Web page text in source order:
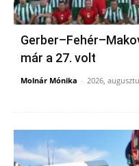
már a 27. volt
Molnár Mónika - 2026,